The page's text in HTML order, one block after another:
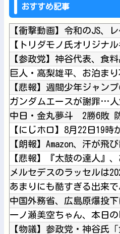
おすすめ記事
巨人・高梨雄平、お泊ま